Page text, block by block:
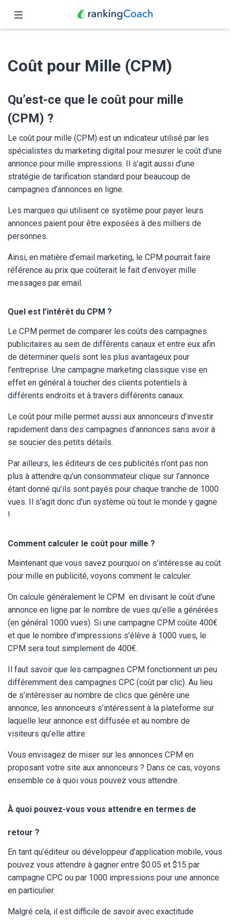
Fonctionnalités
Tarifs
Partenaires
Blog
Français
Coût pour Mille (CPM)
Qu’est-ce que le coût pour mille
(CPM) ?
Le coût pour mille (CPM) est un indicateur utilisé par les
spécialistes du marketing digital pour mesurer le coût d’une
annonce pour mille impressions. Il s’agit aussi d’une
stratégie de tarification standard pour beaucoup de
campagnes d’annonces en ligne.
Les marques qui utilisent ce système pour payer leurs
annonces paient pour être exposées à des milliers de
personnes.
Ainsi, en matière d’email marketing, le CPM pourrait faire
référence au prix que coûterait le fait d’envoyer mille
messages par email.
Quel est l’intérêt du CPM ?
Le CPM permet de comparer les coûts des campagnes
publicitaires au sein de différents canaux et entre eux afin
de déterminer quels sont les plus avantageux pour
l’entreprise. Une campagne marketing classique vise en
effet en général à toucher des clients potentiels à
différents endroits et à travers différents canaux.
Le coût pour mille permet aussi aux annonceurs d’investir
rapidement dans des campagnes d’annonces sans avoir à
se soucier des petits détails.
Par ailleurs, les éditeurs de ces publicités n'ont pas non
plus à attendre qu’un consommateur clique sur l’annonce
étant donné qu’ils sont payés pour chaque tranche de 1000
vues. Il s'agit donc d'un système où tout le monde y gagne
!
Comment calculer le coût pour mille ?
Maintenant que vous savez pourquoi on s’intéresse au coût
pour mille en publicité, voyons comment le calculer.
On calcule généralement le CPM en divisant le coût d’une
annonce en ligne par le nombre de vues qu’elle a générées
(en général 1000 vues). Si une campagne CPM coûte 400€
et que le nombre d’impressions s’élève à 1000 vues, le
CPM sera tout simplement de 400€.
Il faut savoir que les campagnes CPM fonctionnent un peu
différemment des campagnes CPC (coût par clic). Au lieu
de s’intéresser au nombre de clics que génère une
annonce, les annonceurs s’intéressent à la plateforme sur
laquelle leur annonce est diffusée et au nombre de
visiteurs qu’elle attire.
Vous envisagez de miser sur les annonces CPM en
proposant votre site aux annonceurs ? Dans ce cas, voyons
ensemble ce à quoi vous pouvez vous attendre.
À quoi pouvez-vous vous attendre en termes de
retour ?
En tant qu’éditeur ou développeur d’application mobile, vous
pouvez vous attendre à gagner entre $0.05 et $15 par
campagne CPC ou par 1000 impressions pour une annonce
en particulier.
Malgré cela, il est difficile de savoir avec exactitude